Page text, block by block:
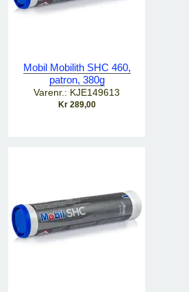
Mobil Mobilith SHC 460,
patron, 380g
Varenr.: KJE149613
Kr 289,00